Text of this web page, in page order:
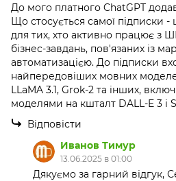
До мого платного ChatGPT
Що стосується самої підписки
для тих, хто активно працює з
бізнес-завдань, пов'язаних із
автоматизацією. До підписки
найпередовіших мовних
LLaMA 3.1, Grok-2 та інших,
моделями на кшталт DALL-E 3 і
Відповісти
Иванов Тимур
13.06.2025 в 01:00
Дякуємо за гарний відгук,